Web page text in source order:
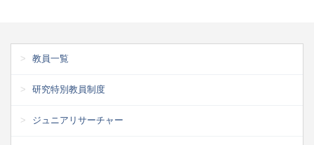
教員一覧
研究特別教員制度
ジュニアリサーチャー